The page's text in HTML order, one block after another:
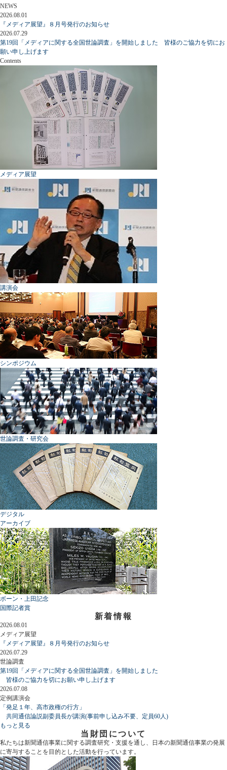
NEWS
2026.08.01
『メディア展望』８月号発行のお知らせ
2026.07.29
第19回「メディアに関する全国世論調査」を開始しました 皆様のご協力を切にお
願い申し上げます
Contents
メディア展望
講演会
シンポジウム
世論調査・研究会
デジタル
アーカイブ
ボーン・上田記念
国際記者賞
新着情報
2026.08.01
メディア展望
『メディア展望』８月号発行のお知らせ
2026.07.29
世論調査
第19回「メディアに関する全国世論調査」を開始しました
皆様のご協力を切にお願い申し上げます
2026.07.08
定例講演会
「発足１年、高市政権の行方」
共同通信論説副委員長が講演(事前申し込み不要、定員60人)
もっと見る
当財団について
私たちは新聞通信事業に関する調査研究・支援を通し、日本の新聞通信事業の発展
に寄与することを目的とした活動を行っています。